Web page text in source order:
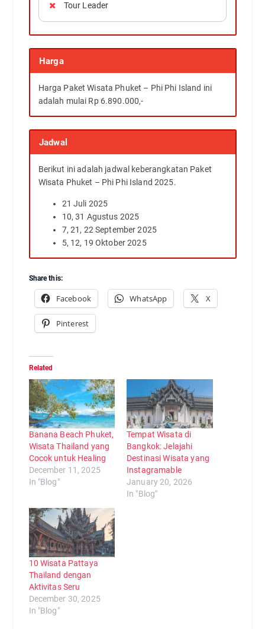
Tour Leader
Harga
Harga Paket Wisata Phuket – Phi Phi Island ini
adalah mulai Rp 6.890.000,-
Jadwal
Berikut ini adalah jadwal keberangkatan Paket
Wisata Phuket – Phi Phi Island 2025.
21 Juli 2025
10, 31 Agustus 2025
7, 21, 22 September 2025
5, 12, 19 Oktober 2025
Share this:
Facebook WhatsApp X
Pinterest
Related
Banana Beach Phuket,
Wisata Thailand yang
Cocok untuk Healing
December 11, 2025
In "Blog"
Tempat Wisata di
Bangkok: Jelajahi
Destinasi Wisata yang
Instagramable
January 20, 2026
In "Blog"
10 Wisata Pattaya
Thailand dengan
Aktivitas Seru
December 30, 2025
In "Blog"